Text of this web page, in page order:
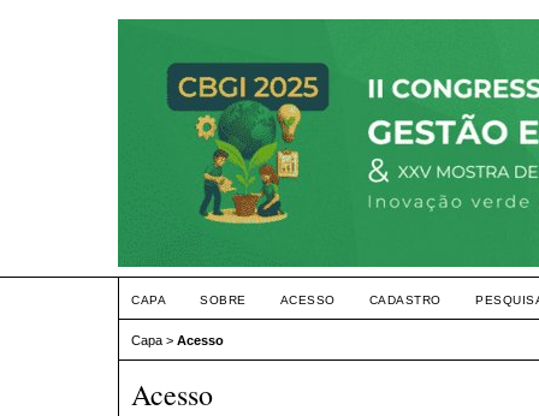
CAPA SOBRE ACESSO CADASTRO
Capa > Acesso
Acesso